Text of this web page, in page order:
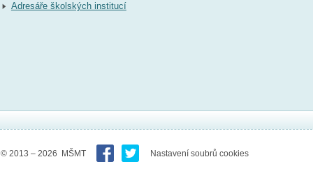
Adresáře školských institucí
© 2013 – 2026 MŠMT Nastavení soubrů cookies